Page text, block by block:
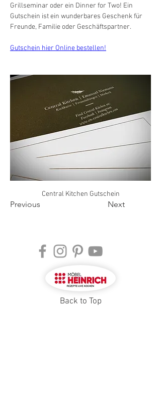
Previous Next
Grillseminar oder ein Dinner for Two! Ein
Gutschein ist ein wunderbares Geschenk für
Freunde, Familie oder Geschäftspartner.
Gutschein hier Online bestellen!
Central Kitchen Gutschein
Back to Top